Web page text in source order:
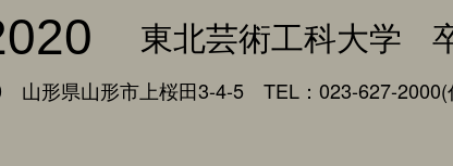
東北芸術工科大学
山形県山形市上桜田3-4-5 TEL：023-627-